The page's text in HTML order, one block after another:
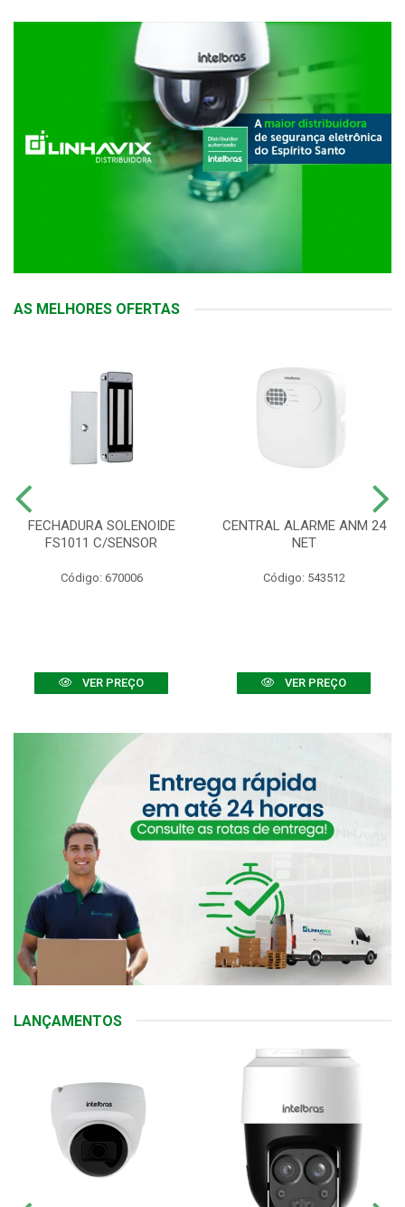
AS MELHORES OFERTAS
FECHADURA SOLENOIDE
FS1011 C/SENSOR
Código: 670006
VER PREÇO
CENTRAL ALARME ANM 24
NET
Código: 543512
VER PREÇO
LANÇAMENTOS